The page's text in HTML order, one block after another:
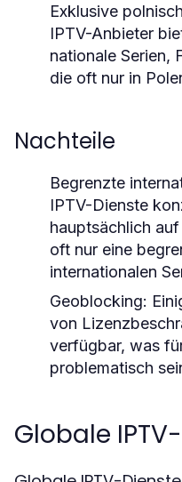
Exklusive
IPTV-Anbieter
nationale Serien,
die oft nur in
Nachteile
Begrenzte
IPTV-Dienste
hauptsächlich
oft nur eine
internationalen
Geoblocking:
von
verfügbar, was
problematisch
Globale